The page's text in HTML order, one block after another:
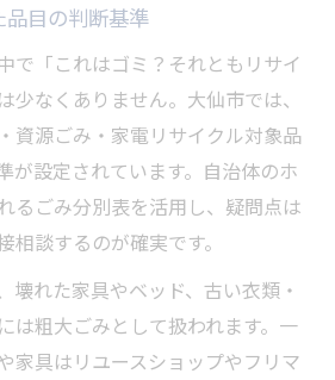
目の判断基準
で「これはゴミ？それともリサイ
少なくありません。大仙市では、
資源ごみ・家電リサイクル対象品
が設定されています。自治体のホ
るごみ分別表を活用し、疑問点は
談するのが確実です。
壊れた家具やベッド、古い衣類・
は粗大ごみとして扱われます。一
家具はリユースショップやフリマ